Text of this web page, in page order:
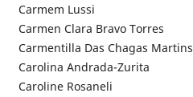
Carmem Lussi
Carmen Clara Bravo Torres
Carmentilla Das Chagas Martins
Carolina Andrada-Zurita
Caroline Rosaneli